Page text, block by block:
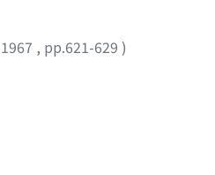
1967 , pp.621-629 )